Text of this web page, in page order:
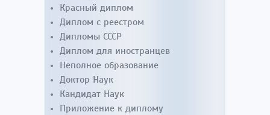
Красный диплом
Диплом с реестром
Дипломы СССР
Диплом для иностранцев
Неполное образование
Доктор Наук
Кандидат Наук
Приложение к диплому